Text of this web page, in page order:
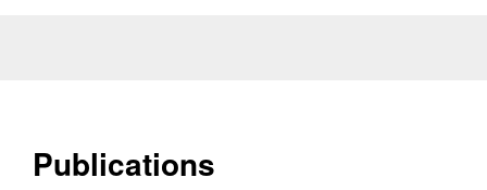
Publications